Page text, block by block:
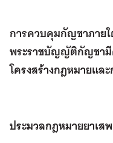
การควบคุมกัญชาภาย
พระราชบัญญัติกัญชามี
โครงสร้างกฎหมายแล
ประมวลกฎหมายยาเส